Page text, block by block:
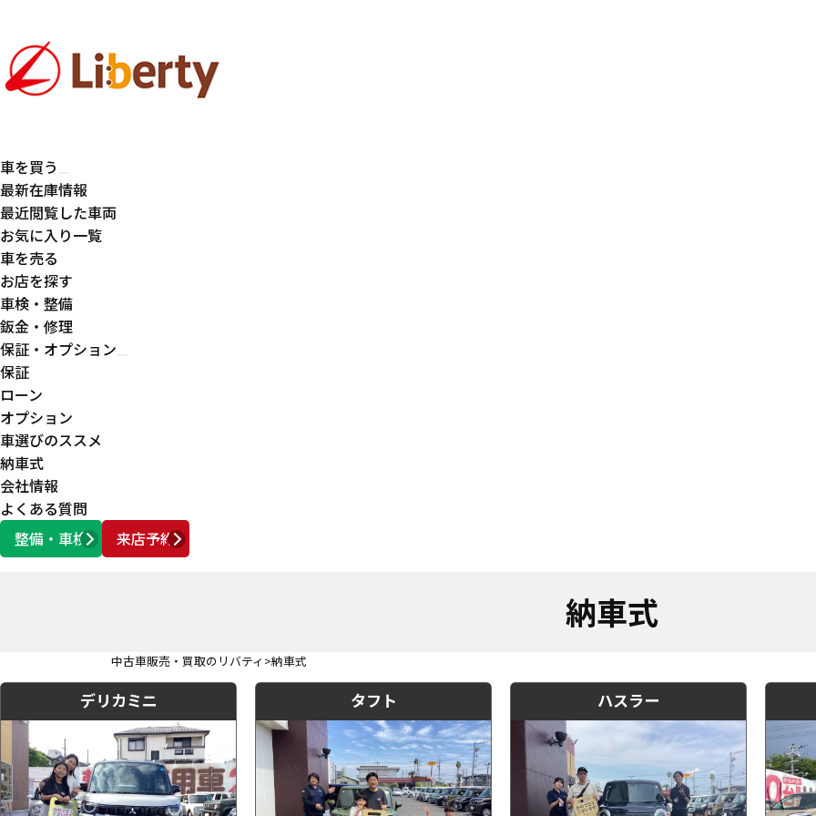
車を買う
最新在庫情報
最近閲覧した車両
お気に入り一覧
車を売る
お店を探す
車検・整備
鈑金・修理
保証・オプション
保証
ローン
オプション
車選びのススメ
納車式
会社情報
よくある質問
整備・車検
来店予約
営業時間 AM10:00 ～ PM6:00
納車式
中古車販売・買取のリバティ 納車式
デリカミニ タフト ハスラー